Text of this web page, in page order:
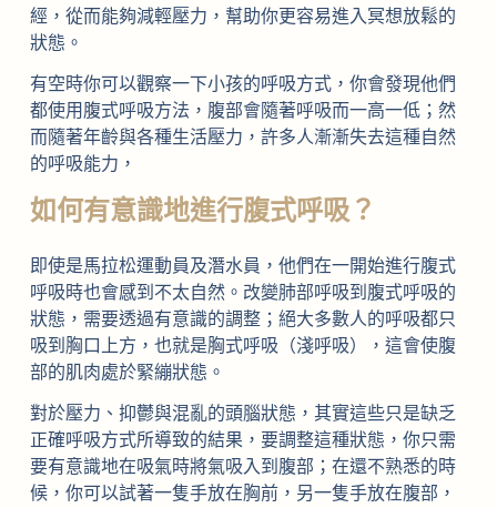
經，從而能夠減輕壓力，幫助你更容易進入冥想放鬆的
狀態。
有空時你可以觀察一下小孩的呼吸方式，你會發現他們
都使用腹式呼吸方法，腹部會隨著呼吸而一高一低；然
而隨著年齡與各種生活壓力，許多人漸漸失去這種自然
的呼吸能力，
如何有意識地進行腹式呼吸？
即使是馬拉松運動員及潛水員，他們在一開始進行腹式
呼吸時也會感到不太自然。改變肺部呼吸到腹式呼吸的
狀態，需要透過有意識的調整；絕大多數人的呼吸都只
吸到胸口上方，也就是胸式呼吸（淺呼吸），這會使腹
部的肌肉處於緊繃狀態。
對於壓力、抑鬱與混亂的頭腦狀態，其實這些只是缺乏
正確呼吸方式所導致的結果，要調整這種狀態，你只需
要有意識地在吸氣時將氣吸入到腹部；在還不熟悉的時
候，你可以試著一隻手放在胸前，另一隻手放在腹部，